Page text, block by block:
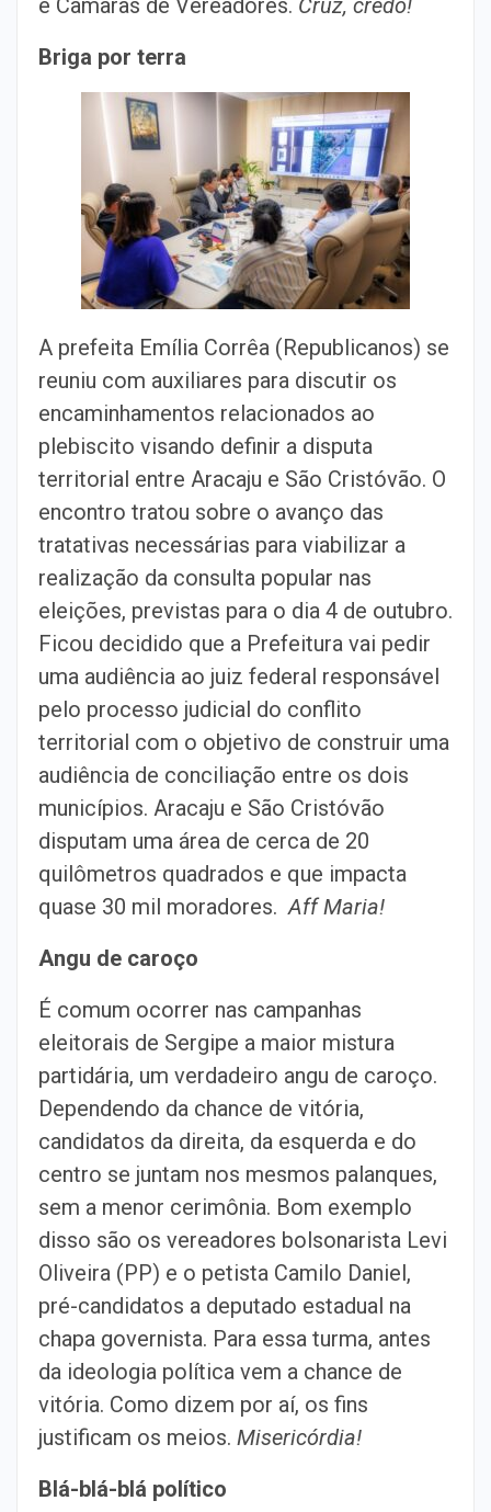
e Câmaras de Vereadores. Cruz, credo!
Briga por terra
A prefeita Emília Corrêa (Republicanos) se
reuniu com auxiliares para discutir os
encaminhamentos relacionados ao
plebiscito visando definir a disputa
territorial entre Aracaju e São Cristóvão. O
encontro tratou sobre o avanço das
tratativas necessárias para viabilizar a
realização da consulta popular nas
eleições, previstas para o dia 4 de outubro.
Ficou decidido que a Prefeitura vai pedir
uma audiência ao juiz federal responsável
pelo processo judicial do conflito
territorial com o objetivo de construir uma
audiência de conciliação entre os dois
municípios. Aracaju e São Cristóvão
disputam uma área de cerca de 20
quilômetros quadrados e que impacta
quase 30 mil moradores.Aff Maria!
Angu de caroço
É comum ocorrer nas campanhas
eleitorais de Sergipe a maior mistura
partidária, um verdadeiro angu de caroço.
Dependendo da chance de vitória,
candidatos da direita, da esquerda e do
centro se juntam nos mesmos palanques,
sem a menor cerimônia. Bom exemplo
disso são os vereadores bolsonarista Levi
Oliveira (PP) e o petista Camilo Daniel,
pré-candidatos a deputado estadual na
chapa governista. Para essa turma, antes
da ideologia política vem a chance de
vitória. Como dizem por aí, os fins
justificam os meios. Misericórdia!
Blá-blá-blá político